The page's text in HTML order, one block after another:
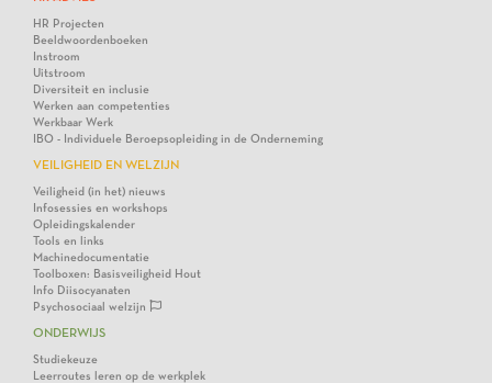
HR Projecten
Beeldwoordenboeken
Instroom
Uitstroom
Diversiteit en inclusie
Werken aan competenties
Werkbaar Werk
IBO - Individuele Beroepsopleiding in de Onderneming
VEILIGHEID EN WELZIJN
Veiligheid (in het) nieuws
Infosessies en workshops
Opleidingskalender
Tools en links
Machinedocumentatie
Toolboxen: Basisveiligheid Hout
Info Diisocyanaten
Psychosociaal welzijn
ONDERWIJS
Studiekeuze
Leerroutes leren op de werkplek